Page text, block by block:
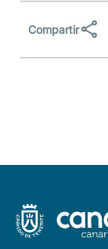
Compartir